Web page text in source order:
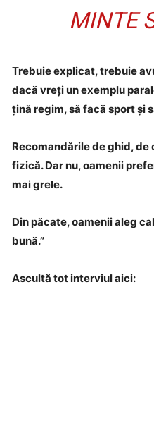
MINTE
Trebuie explicat, trebuie
dacă vreți un exemplu
țină regim, să facă sport și
Recomandările de ghid,
fizică. Dar nu, oamenii
mai grele.
Din păcate, oamenii aleg
bună.”
Ascultă tot interviul aici: